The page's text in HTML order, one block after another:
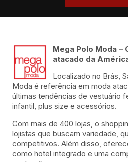
Mega Polo Moda –
atacado da
Localizado no Brás,
Moda é referência em moda
últimas tendências de vestuário
infantil, plus size e acessórios.
Com mais de 400 lojas, o
lojistas que buscam variedade,
competitivos. Além disso,
como hotel integrado e uma